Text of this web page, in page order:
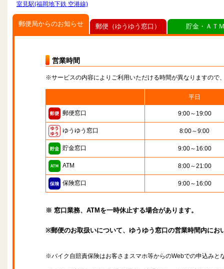
室見駅(福岡地下鉄 空港線)
郵便局からのお知らせ
営業時間
※サービスの内容によりご利用いただける時間が異なりますので
平日
郵便窓口 9:00～19:00
ゆうゆう窓口 8:00～9:00
貯金窓口 9:00～16:00
ATM 8:00～21:00
保険窓口 9:00～16:00
※ 窓口業務、ATMを一時休止する場合があります。
※郵便のお取扱いについて、ゆうゆう窓口の営業時間内に
※バイク自賠責保険はお客さまスマホ等からのWebでの申込みと
郵便（ゆうゆう窓口） 貯金・ＡＴ